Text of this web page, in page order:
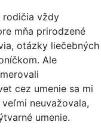
rodičia vždy
mňa prirodzené
otázky liečebných
Ale
cez umenie sa mi
neuvažovala,
umenie.